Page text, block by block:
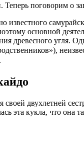
поговорим о
основной
древесного
двухлетней
эта кукла, что она